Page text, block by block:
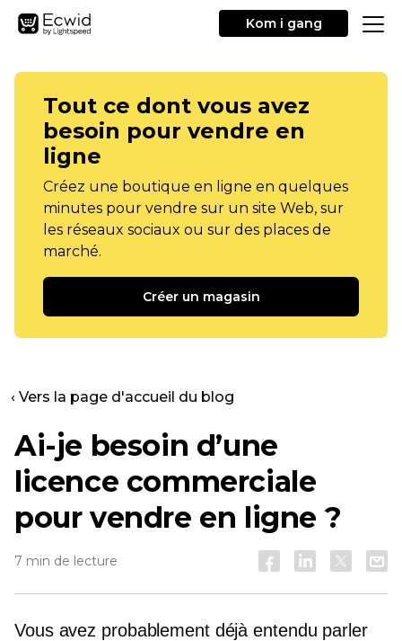
Kom i gang
Tout ce dont vous avez
besoin pour vendre en
ligne
Créez une boutique en ligne en quelques
minutes pour vendre sur un site Web, sur
les réseaux sociaux ou sur des places de
marché.
Créer un magasin
‹ Vers la page d'accueil du blog
Ai-je besoin d’une
licence commerciale
pour vendre en ligne ?
7 min de lecture
Vous avez probablement déjà entendu parler